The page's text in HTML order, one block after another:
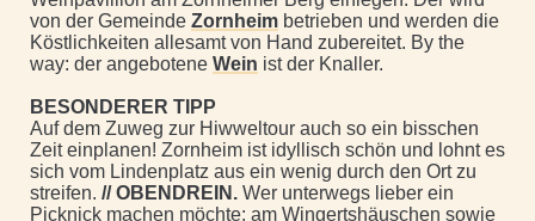
von der Gemeinde Zornheim betrieben und werden die
Köstlichkeiten allesamt von Hand zubereitet. By the
way: der angebotene Wein ist der Knaller.
BESONDERER TIPP
Auf dem Zuweg zur Hiwweltour auch so ein bisschen
Zeit einplanen! Zornheim ist idyllisch schön und lohnt es
sich vom Lindenplatz aus ein wenig durch den Ort zu
streifen. // OBENDREIN. Wer unterwegs lieber ein
Picknick machen möchte: am Wingertshäuschen sowie